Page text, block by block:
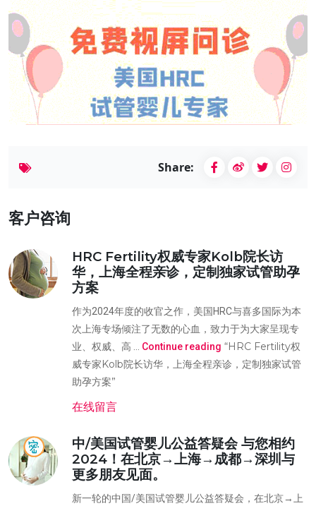
Share:
客户咨询
HRC Fertility权威专家Kolb院长访
华，上海全程亲诊，定制独家试管助孕
方案
作为2024年度的收官之作，美国HRC与喜多国际为本
次上海专场倾注了无数的心血，致力于为大家呈现专
业、权威、高 … Continue reading “HRC Fertility权
威专家Kolb院长访华，上海全程亲诊，定制独家试管
助孕方案”
在线留言
中/美国试管婴儿公益答疑会 与您相约
2024！在北京→上海→成都→深圳与
更多朋友见面。
新一轮的中国/美国试管婴儿公益答疑会，在北京→上